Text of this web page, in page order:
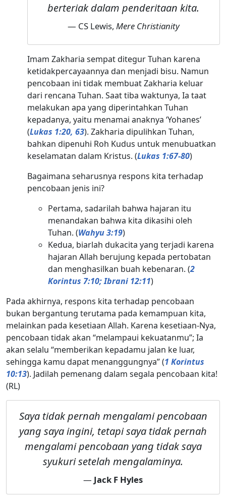
berteriak dalam penderitaan kita.
— CS Lewis, Mere Christianity
Imam Zakharia sempat ditegur Tuhan karena
ketidakpercayaannya dan menjadi bisu. Namun
pencobaan ini tidak membuat Zakharia keluar
dari rencana Tuhan. Saat tiba waktunya, Ia taat
melakukan apa yang diperintahkan Tuhan
kepadanya, yaitu menamai anaknya ‘Yohanes’
(Lukas 1:20, 63). Zakharia dipulihkan Tuhan,
bahkan dipenuhi Roh Kudus untuk menubuatkan
keselamatan dalam Kristus. (Lukas 1:67-80)
Bagaimana seharusnya respons kita terhadap
pencobaan jenis ini?
Pertama, sadarilah bahwa hajaran itu
menandakan bahwa kita dikasihi oleh
Tuhan. (Wahyu 3:19)
Kedua, biarlah dukacita yang terjadi karena
hajaran Allah berujung kepada pertobatan
dan menghasilkan buah kebenaran. (2
Korintus 7:10; Ibrani 12:11)
Pada akhirnya, respons kita terhadap pencobaan
bukan bergantung terutama pada kemampuan kita,
melainkan pada kesetiaan Allah. Karena kesetiaan-Nya,
pencobaan tidak akan “melampaui kekuatanmu”; Ia
akan selalu “memberikan kepadamu jalan ke luar,
sehingga kamu dapat menanggungnya” (1 Korintus
10:13). Jadilah pemenang dalam segala pencobaan kita!
(RL)
Saya tidak pernah mengalami pencobaan
yang saya ingini, tetapi saya tidak pernah
mengalami pencobaan yang tidak saya
syukuri setelah mengalaminya.
— Jack F Hyles